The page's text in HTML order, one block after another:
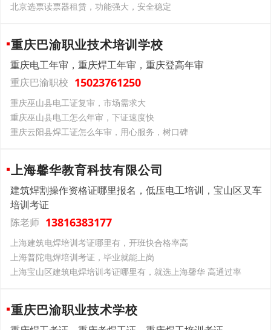
北京选票读票器租赁，功能强大，安全稳定
重庆巴渝职业技术培训学校
重庆电工年审，重庆焊工年审，重庆登高年审
重庆巴渝职校 15023761250
重庆巫山县电工证复审，市场需求大
重庆巫山县电工怎么年审，下证速度快
重庆云阳县焊工证怎么年审，用心服务，树口碑
上海馨华教育科技有限公司
建筑焊割操作资格证哪里报名，低压电工培训，宝山区叉车
培训考证
陈老师 13816383177
上海建筑电焊培训考证哪里有，开班快合格率高
上海普陀电焊培训考证，毕业就能上岗
上海宝山区建筑电焊培训考证哪里有，就选上海馨华 高通过率
重庆巴渝职业技术学校